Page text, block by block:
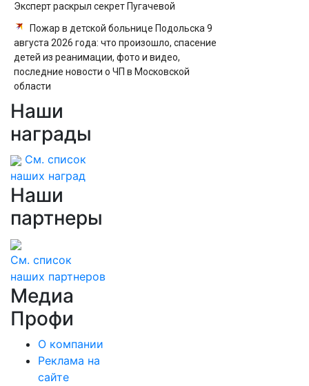
Эксперт раскрыл секрет Пугачевой
Пожар в детской больнице Подольска 9
августа 2026 года: что произошло, спасение
детей из реанимации, фото и видео,
последние новости о ЧП в Московской
области
Новые штрафы за нарушение ПДД с 1
Наши
награды
См. список
наших наград
Наши
партнеры
См. список
наших партнеров
Медиа
Профи
О компании
Реклама на
сайте